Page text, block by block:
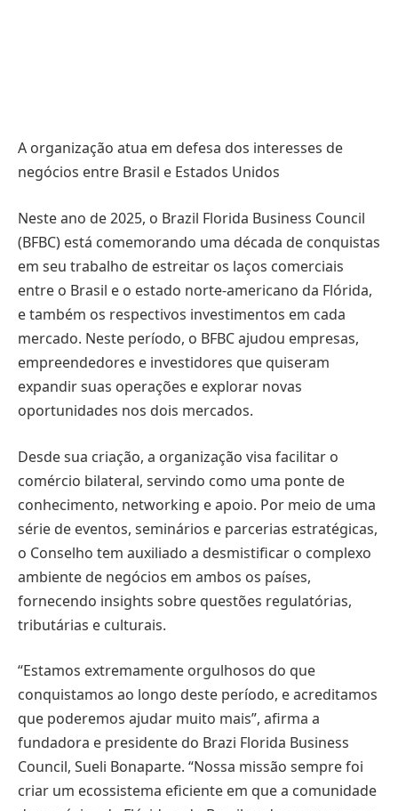
A organização atua em defesa dos interesses de
negócios entre Brasil e Estados Unidos
Neste ano de 2025, o Brazil Florida Business Council
(BFBC) está comemorando uma década de conquistas
em seu trabalho de estreitar os laços comerciais
entre o Brasil e o estado norte-americano da Flórida,
e também os respectivos investimentos em cada
mercado. Neste período, o BFBC ajudou empresas,
empreendedores e investidores que quiseram
expandir suas operações e explorar novas
oportunidades nos dois mercados.
Desde sua criação, a organização visa facilitar o
comércio bilateral, servindo como uma ponte de
conhecimento, networking e apoio. Por meio de uma
série de eventos, seminários e parcerias estratégicas,
o Conselho tem auxiliado a desmistificar o complexo
ambiente de negócios em ambos os países,
fornecendo insights sobre questões regulatórias,
tributárias e culturais.
“Estamos extremamente orgulhosos do que
conquistamos ao longo deste período, e acreditamos
que poderemos ajudar muito mais”, afirma a
fundadora e presidente do Brazi Florida Business
Council, Sueli Bonaparte. “Nossa missão sempre foi
criar um ecossistema eficiente em que a comunidade